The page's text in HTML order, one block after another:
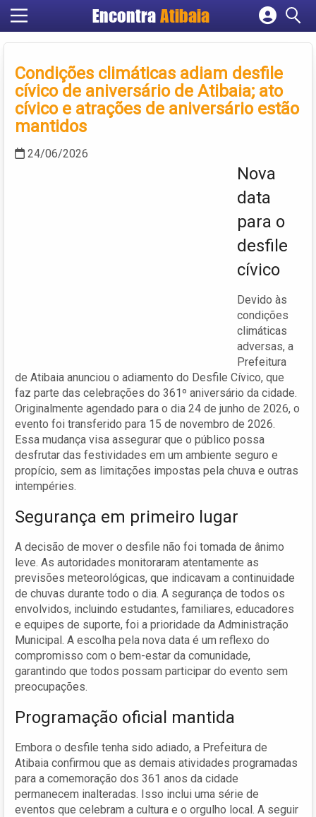
Encontra Atibaia
Cadastrar empresa
Criar conta
Condições climáticas adiam desfile
cívico de aniversário de Atibaia; ato
cívico e atrações de aniversário estão
mantidos
24/06/2026
Nova
data
para o
desfile
cívico
Devido às
condições
climáticas
adversas, a
Prefeitura
de Atibaia anunciou o adiamento do Desfile Cívico, que
faz parte das celebrações do 361º aniversário da cidade.
Originalmente agendado para o dia 24 de junho de 2026, o
evento foi transferido para 15 de novembro de 2026.
Essa mudança visa assegurar que o público possa
desfrutar das festividades em um ambiente seguro e
propício, sem as limitações impostas pela chuva e outras
intempéries.
Segurança em primeiro lugar
A decisão de mover o desfile não foi tomada de ânimo
leve. As autoridades monitoraram atentamente as
previsões meteorológicas, que indicavam a continuidade
de chuvas durante todo o dia. A segurança de todos os
envolvidos, incluindo estudantes, familiares, educadores
e equipes de suporte, foi a prioridade da Administração
Municipal. A escolha pela nova data é um reflexo do
compromisso com o bem-estar da comunidade,
garantindo que todos possam participar do evento sem
preocupações.
Programação oficial mantida
Embora o desfile tenha sido adiado, a Prefeitura de
Atibaia confirmou que as demais atividades programadas
para a comemoração dos 361 anos da cidade
permanecem inalteradas. Isso inclui uma série de
eventos que celebram a cultura e o orgulho local. A seguir